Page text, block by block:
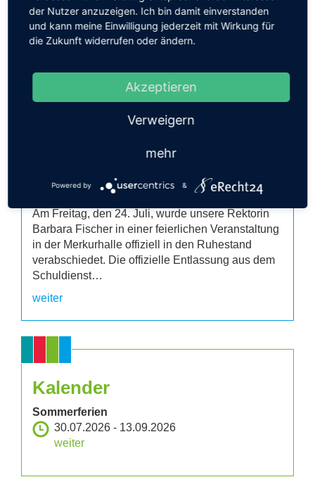
Offizielle Verabschiedung von Rektorin
Barbara Fischer
Am Freitag, den 24. Juli, wurde unsere Rektorin
Barbara Fischer in einer feierlichen Veranstaltung
in der Merkurhalle offiziell in den Ruhestand
verabschiedet. Die offizielle Entlassung aus dem
Schuldienst…
weiter
Kalender
Sommerferien
30.07.2026 - 13.09.2026
weiter
der Nutzer anzuzeigen. Ich bin damit einverstanden
und kann meine Einwilligung jederzeit mit Wirkung für
die Zukunft widerrufen oder ändern.
Akzeptieren
Verweigern
mehr
Powered by &